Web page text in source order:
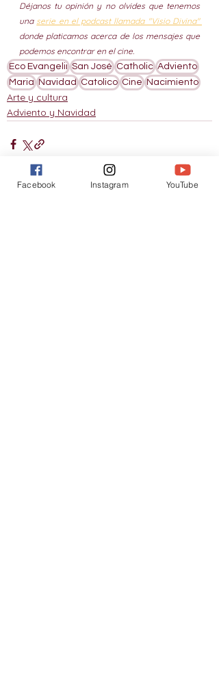
Déjanos tu opinión y no olvides que tenemos
una
serie en el podcast llamada "Visio Divina"
donde platicamos acerca de los mensajes que
podemos encontrar en el cine.
Eco Evangelii San José Catholic Adviento
Maria Navidad Catolico Cine Nacimiento
Arte y cultura
Adviento y Navidad
Facebook Instagram YouTube